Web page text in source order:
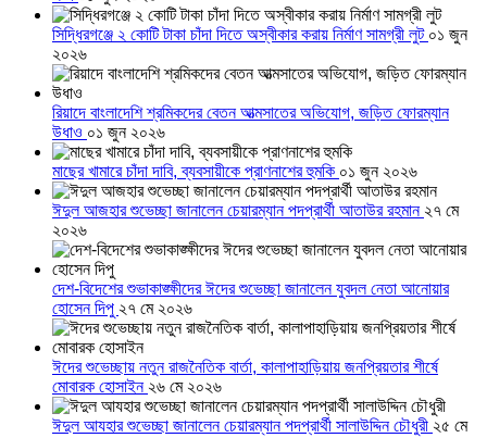
সিদ্ধিরগঞ্জে ২ কোটি টাকা চাঁদা দিতে অস্বীকার করায় নির্মাণ সামগ্রী লুট ০১ জুন
২০২৬
রিয়াদে বাংলাদেশি শ্রমিকদের বেতন আত্মসাতের অভিযোগ, জড়িত ফোরম্যান
উধাও ০১ জুন ২০২৬
মাছের খামারে চাঁদা দাবি, ব্যবসায়ীকে প্রাণনাশের হুমকি ০১ জুন ২০২৬
ঈদুল আজহার শুভেচ্ছা জানালেন চেয়ারম্যান পদপ্রার্থী আতাউর রহমান ২৭ মে
২০২৬
দেশ-বিদেশের শুভাকাঙ্ক্ষীদের ঈদের শুভেচ্ছা জানালেন যুবদল নেতা আনোয়ার
হোসেন দিপু ২৭ মে ২০২৬
ঈদের শুভেচ্ছায় নতুন রাজনৈতিক বার্তা, কালাপাহাড়িয়ায় জনপ্রিয়তার শীর্ষে
মোবারক হোসাইন ২৬ মে ২০২৬
ঈদুল আযহার শুভেচ্ছা জানালেন চেয়ারম্যান পদপ্রার্থী সালাউদ্দিন চৌধুরী ২৫ মে